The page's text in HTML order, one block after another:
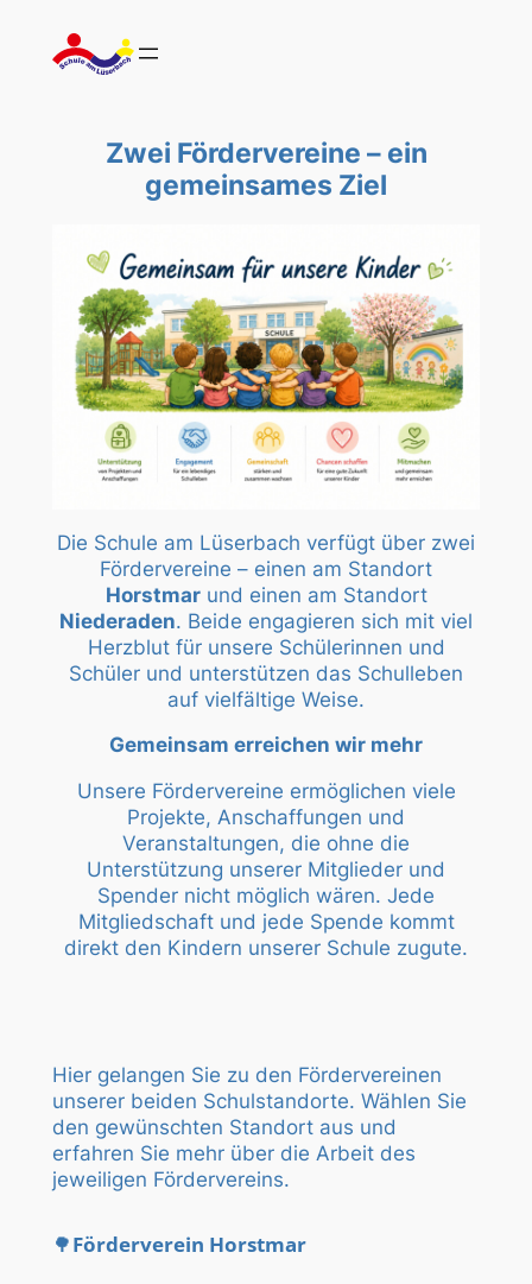
Inhalt
springen
Zwei Fördervereine – ein
gemeinsames Ziel
Die Schule am Lüserbach verfügt über zwei
Fördervereine – einen am Standort
Horstmarund einen am Standort
Niederaden. Beide engagieren sich mit viel
Herzblut für unsere Schülerinnen und
Schüler und unterstützen das Schulleben
auf vielfältige Weise.
Gemeinsam erreichen wir mehr
Unsere Fördervereine ermöglichen viele
Projekte, Anschaffungen und
Veranstaltungen, die ohne die
Unterstützung unserer Mitglieder und
Spender nicht möglich wären. Jede
Mitgliedschaft und jede Spende kommt
direkt den Kindern unserer Schule zugute.
Hier gelangen Sie zu den Fördervereinen
unserer beiden Schulstandorte. Wählen Sie
den gewünschten Standort aus und
erfahren Sie mehr über die Arbeit des
jeweiligen Fördervereins.
🌳Förderverein Horstmar